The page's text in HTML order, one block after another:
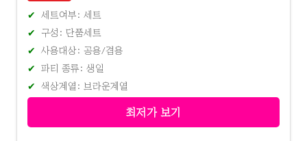
세트여부: 세트
구성: 단품세트
사용대상: 공용/겸용
파티 종류: 생일
색상계열: 브라운계열
최저가 보기